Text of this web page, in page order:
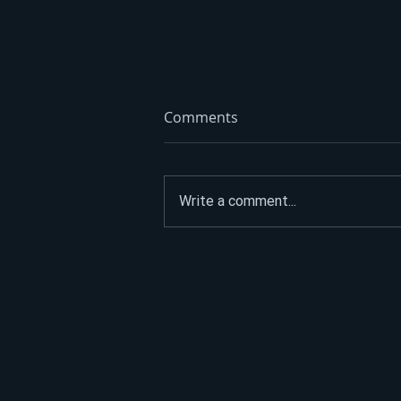
Comments
Write a comment...